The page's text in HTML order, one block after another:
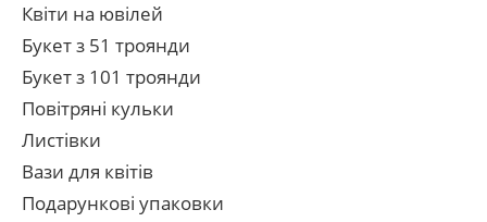
Квіти на ювілей
Букет з 51 троянди
Букет з 101 троянди
Повітряні кульки
Листівки
Вази для квітів
Подарункові упаковки